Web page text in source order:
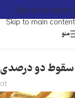
Skip to navigation
Skip to main content
منو
سقوط دو درصدی طلا